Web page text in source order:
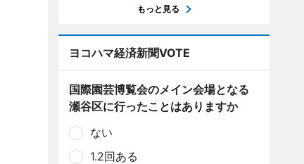
もっと見る
ヨコハマ経済新聞VOTE
国際園芸博覧会のメイン会場となる
瀬谷区に行ったことはありますか
ない
1.2回ある